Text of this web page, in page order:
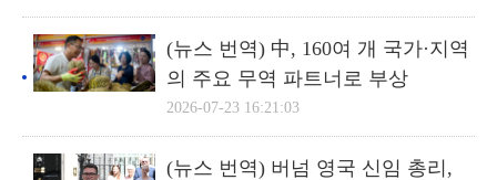
(뉴스 번역) 中, 160여 개 국가·지역
의 주요 무역 파트너로 부상
2026-07-23 16:21:03
(뉴스 번역) 버넘 영국 신임 총리,